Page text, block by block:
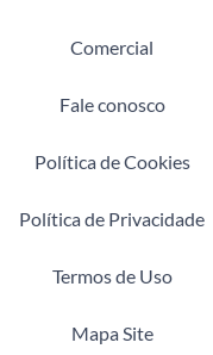
Comercial
Fale conosco
Política de Cookies
Política de Privacidade
Termos de Uso
Mapa Site